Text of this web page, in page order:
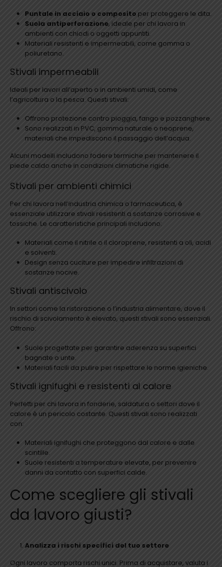
Puntale in acciaio o composito per proteggere le dita.
Suola antiperforazione, ideale per chi lavora in
ambienti con chiodi o oggetti appuntiti.
Materiali resistenti e impermeabili, come gomma o
poliuretano.
Stivali impermeabili
Ideali per lavori all’aperto o in ambienti umidi, come
l’agricoltura o la pesca. Questi stivali:
Offrono protezione contro pioggia, fango e pozzanghere.
Sono realizzati in PVC, gomma naturale o neoprene,
materiali che impediscono il passaggio dell’acqua.
Alcuni modelli includono fodere termiche per mantenere il
piede caldo anche in condizioni climatiche rigide.
Stivali per ambienti chimici
Per chi lavora nell’industria chimica o farmaceutica, è
essenziale utilizzare stivali resistenti a sostanze corrosive e
tossiche. Le caratteristiche principali includono:
Materiali come il nitrile o il cloroprene, resistenti a oli, acidi
e solventi.
Design senza cuciture per impedire infiltrazioni di
sostanze nocive.
Stivali antiscivolo
In settori come la ristorazione o l’industria alimentare, dove il
rischio di scivolamento è elevato, questi stivali sono essenziali.
Offrono:
Suole progettate per garantire aderenza su superfici
bagnate o unte.
Materiali facili da pulire per rispettare le norme igieniche.
Stivali ignifughi e resistenti al calore
Perfetti per chi lavora in fonderie, saldatura o settori dove il
calore è un pericolo costante. Questi stivali sono realizzati
con:
Materiali ignifughi che proteggono dal calore e dalle
scintille.
Suole resistenti a temperature elevate, per prevenire
danni da contatto con superfici calde.
Come scegliere gli stivali
da lavoro giusti?
Analizza i rischi specifici del tuo settore
Ogni lavoro comporta rischi unici. Prima di acquistare, valuta i